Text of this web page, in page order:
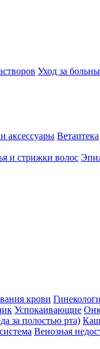
Уход за
аксессуары Ветаптека
и стрижки волос
крови
Успокаивающие
за полостью рта)
Венозная